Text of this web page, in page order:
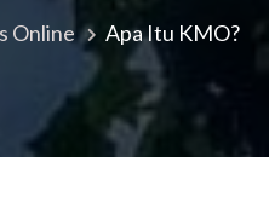
Online Apa Itu KMO?